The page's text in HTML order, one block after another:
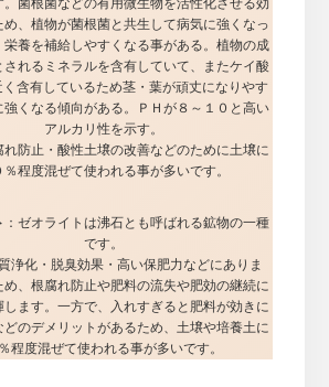
。菌根菌などの有用微生物を活性化させる効
め、植物が菌根菌と共生して病気に強くなっ
栄養を補給しやすくなる事がある。植物の成
されるミネラルを含有していて、またケイ酸
く含有しているため茎・葉が頑丈になりやす
強くなる傾向がある。ＰＨが８～１０と高い
アルカリ性を示す。
れ防止・酸性土壌の改善などのために土壌に
％程度混ぜて使われる事が多いです。
：ゼオライトは沸石とも呼ばれる鉱物の一種
です。
質浄化・脱臭効果・高い保肥力などにありま
め、根腐れ防止や肥料の流失や肥効の継続に
します。一方で、入れすぎると肥料が効きに
どのデメリットがあるため、土壌や培養土に
程度混ぜて使われる事が多いです。